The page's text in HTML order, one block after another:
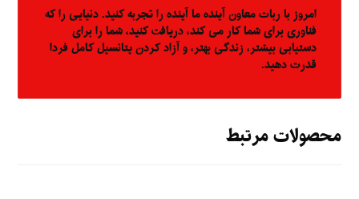
امروز با ربات معاون آینده ما آینده را تجربه کنید. دنیایی را که
فناوری برای شما کار می کند، دریافت کنید، شما را برای
دستیابی بیشتر، زندگی بهتر، و آزاد کردن پتانسیل کامل فردا
قدرت دهید.
محصولات مرتبط